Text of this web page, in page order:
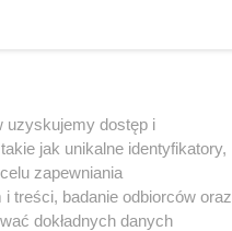
okazja by to
uzyskujemy dostęp i
jak unikalne identyfikatory,
zapewniania
treści, badanie odbiorców oraz
dokładnych danych